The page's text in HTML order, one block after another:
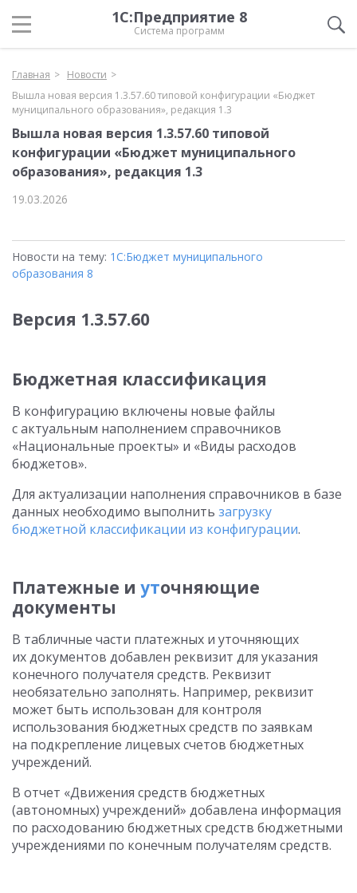
1С:Предприятие 8
Система программ
Главная
Новости
Вышла новая версия 1.3.57.60 типовой конфигурации «Бюджет
муниципального образования», редакция 1.3
Вышла новая версия 1.3.57.60 типовой
конфигурации «Бюджет муниципального
образования», редакция 1.3
19.03.2026
Новости на тему: 1С:Бюджет муниципального
образования 8
Версия 1.3.57.60
Бюджетная классификация
В конфигурацию включены новые файлы
с актуальным наполнением справочников
«Национальные проекты» и «Виды расходов
бюджетов».
Для актуализации наполнения справочников в базе
данных необходимо выполнить загрузку
бюджетной классификации из конфигурации.
Платежные и уточняющие
документы
В табличные части платежных и уточняющих
их документов добавлен реквизит для указания
конечного получателя средств. Реквизит
необязательно заполнять. Например, реквизит
может быть использован для контроля
использования бюджетных средств по заявкам
на подкрепление лицевых счетов бюджетных
учреждений.
В отчет «Движения средств бюджетных
(автономных) учреждений» добавлена информация
по расходованию бюджетных средств бюджетными
учреждениями по конечным получателям средств.